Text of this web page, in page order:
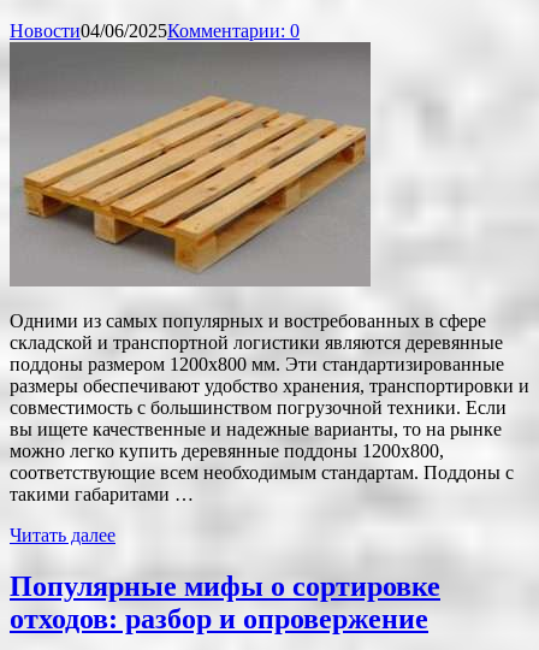
Новости04/06/2025Комментарии: 0
Одними из самых популярных и востребованных в сфере
складской и транспортной логистики являются деревянные
поддоны размером 1200х800 мм. Эти стандартизированные
размеры обеспечивают удобство хранения, транспортировки и
совместимость с большинством погрузочной техники. Если
вы ищете качественные и надежные варианты, то на рынке
можно легко купить деревянные поддоны 1200х800,
соответствующие всем необходимым стандартам. Поддоны с
такими габаритами …
Читать далее
Популярные мифы о сортировке
отходов: разбор и опровержение